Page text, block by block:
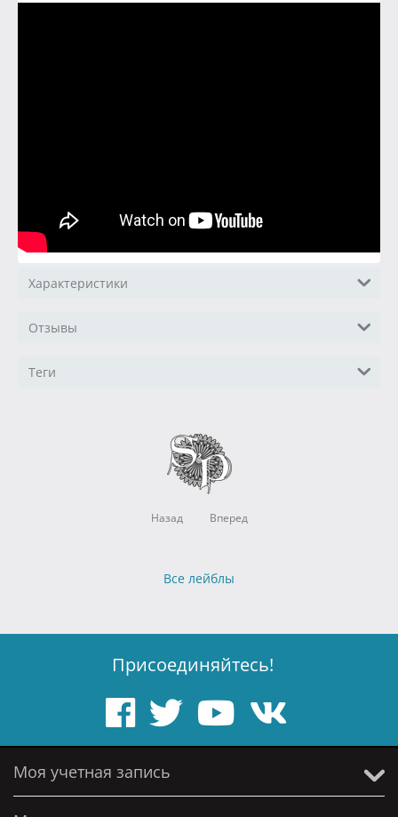
Характеристики
Отзывы
Теги
Назад Вперед
Все лейблы
Присоединяйтесь!
Моя учетная запись